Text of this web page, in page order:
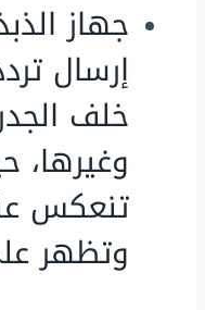
جهاز
إرسال
خلف
وغيرها،
تنعكس
وتظهر